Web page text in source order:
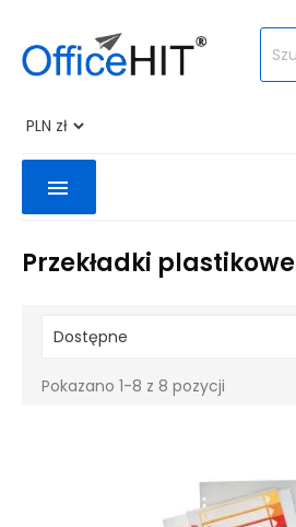
menu
Przekładki plastikowe
Dostępne
Pokazano 1-8 z 8 pozycji